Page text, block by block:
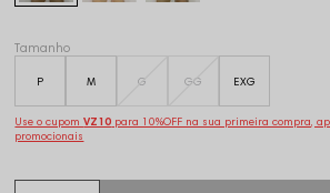
Tamanho
P M G GG EXG
Use o cupomVZ10 para 10%OFF na sua primeira compra,
promocionais